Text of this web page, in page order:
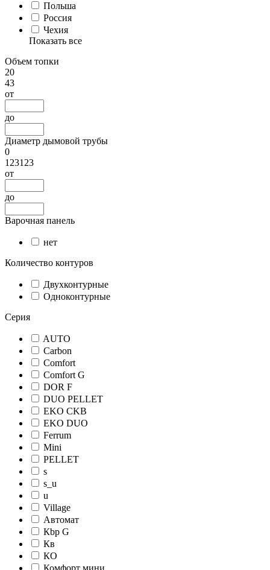
Польша
Россия
Чехия
Показать все
Объем топки
20
43
от
до
Диаметр дымовой трубы
0
123123
от
до
Варочная панель
нет
Количество контуров
Двухконтурные
Одноконтурные
Серия
AUTO
Carbon
Comfort
Comfort G
DOR F
DUO PELLET
EKO CKB
EKO DUO
Ferrum
Mini
PELLET
s
s_u
u
Village
Автомат
Кbр G
Кв
КО
Комфорт мини